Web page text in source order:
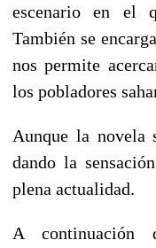
escenario en el
También se
nos permite
los pobladores
Aunque la novela
dando la
plena actualidad.
A continuación